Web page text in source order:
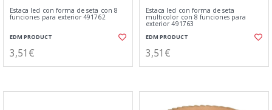
Estaca led con forma de seta con 8
funciones para exterior 491762
EDM PRODUCT
3,51€
Estaca led con forma de seta
multicolor con 8 funciones para
exterior 491763
EDM PRODUCT
3,51€